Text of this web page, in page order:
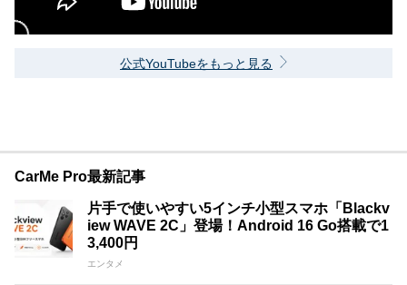
公式YouTubeをもっと見る
CarMe Pro最新記事
片手で使いやすい5インチ小型スマホ「Blackv
iew WAVE 2C」登場！Android 16 Go搭載で1
3,400円
エンタメ